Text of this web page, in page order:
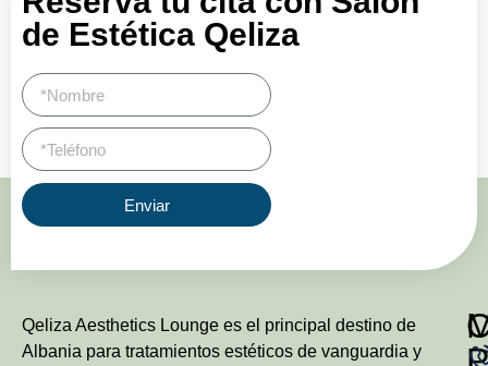
de Estética Qeliza
Enviar
Qeliza Aesthetics Lounge es el principal destino de
Albania para tratamientos estéticos de vanguardia y